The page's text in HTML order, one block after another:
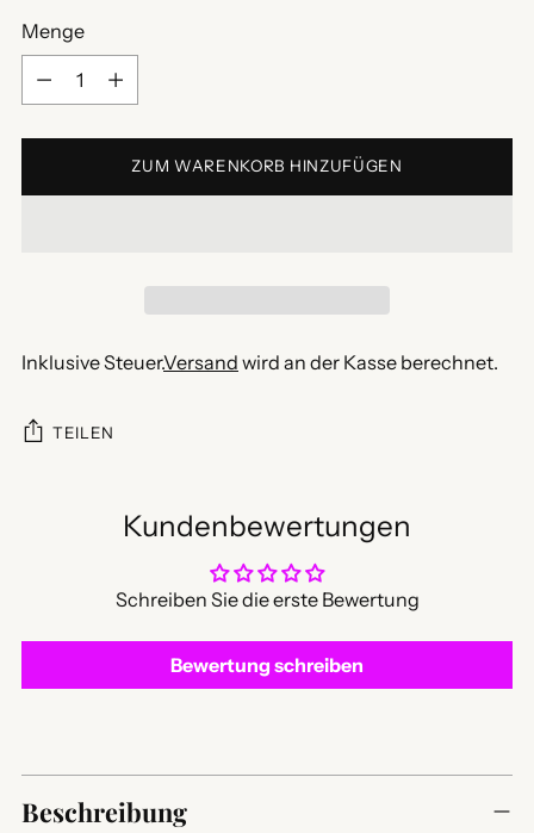
Menge
Menge
ZUM WARENKORB HINZUFÜGEN
Inklusive Steuer.Versand wird an der Kasse berechnet.
TEILEN
Kundenbewertungen
Schreiben Sie die erste Bewertung
Bewertung schreiben
den
Beschreibung